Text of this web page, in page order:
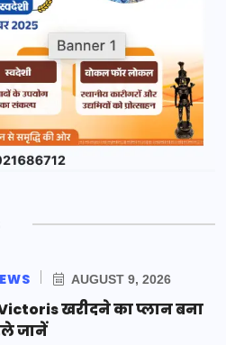
AUGUST 9, 2026
खरीदने का प्लान बना
जानें